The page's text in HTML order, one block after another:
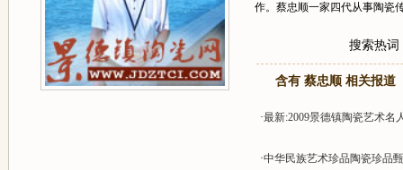
作。蔡忠顺一家四代从事陶
搜索热词
含有 蔡忠顺 相关报道
·最新:2009景德镇陶瓷艺术名
·中华民族艺术珍品陶瓷珍品